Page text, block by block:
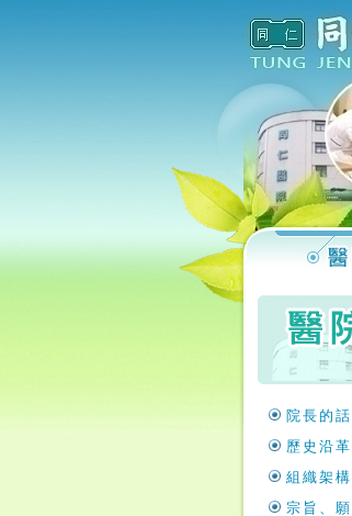
院長的話
歷史沿革
組織架構
宗旨、